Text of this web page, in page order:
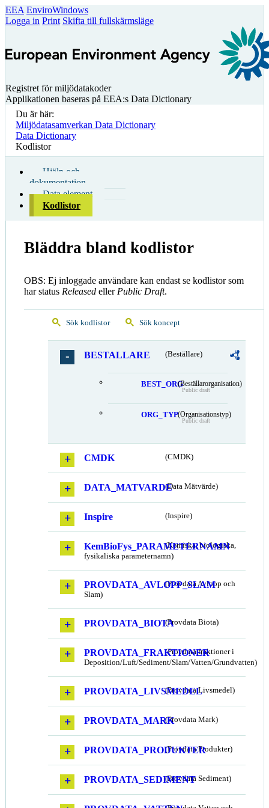
EEA EnviroWindows
Logga in Print Skifta till fullskärmsläge
Registret för miljödatakoder
Applikationen baseras på EEA:s Data Dictionary
Du är här:
Miljödatasamverkan Data Dictionary
Data Dictionary
Kodlistor
Hjälp och
dokumentation
Data element
Kodlistor
Bläddra bland kodlistor
OBS: Ej inloggade användare kan endast se kodlistor som
har status Released eller Public Draft.
Sök kodlistor Sök koncept
BESTALLARE (Beställare)
BEST_ORG(Beställarorganisation)
Public draft
ORG_TYP(Organisationstyp)
Public draft
CMDK (CMDK)
DATA_MATVARDE(Data Mätvärde)
Inspire (Inspire)
KemBioFys_PARAMETERNAMN
(Kemiska, biologiska,
fysikaliska parameternamn)
PROVDATA_AVLOPP_SLAM
(Provdata Avlopp och
Slam)
PROVDATA_BIOTA(Provdata Biota)
PROVDATA_FRAKTIONER
(Provdata fraktioner i
Deposition/Luft/Sediment/Slam/Vatten/Grundvatten)
PROVDATA_LIVSMEDEL
(Provdata Livsmedel)
PROVDATA_MARK(Provdata Mark)
PROVDATA_PRODUKTER
(Provdata Produkter)
PROVDATA_SEDIMENT(Provdata Sediment)